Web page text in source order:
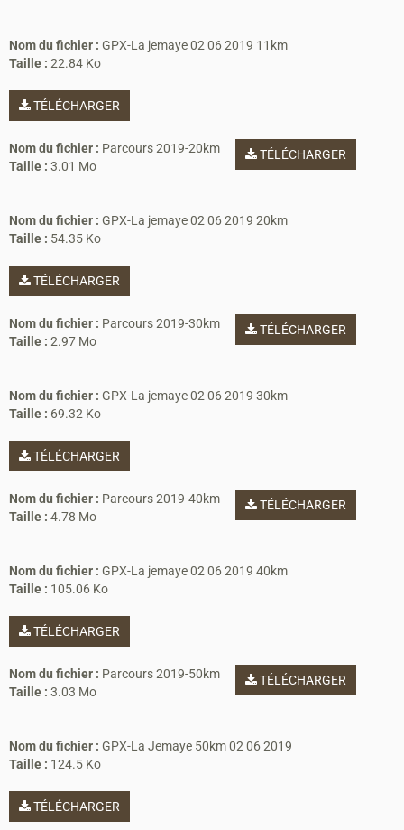
Nom du fichier : GPX-La jemaye 02 06 2019 11km
Taille : 22.84 Ko
TÉLÉCHARGER
Nom du fichier : Parcours 2019-20km
Taille : 3.01 Mo
TÉLÉCHARGER
Nom du fichier : GPX-La jemaye 02 06 2019 20km
Taille : 54.35 Ko
TÉLÉCHARGER
Nom du fichier : Parcours 2019-30km
Taille : 2.97 Mo
TÉLÉCHARGER
Nom du fichier : GPX-La jemaye 02 06 2019 30km
Taille : 69.32 Ko
TÉLÉCHARGER
Nom du fichier : Parcours 2019-40km
Taille : 4.78 Mo
TÉLÉCHARGER
Nom du fichier : GPX-La jemaye 02 06 2019 40km
Taille : 105.06 Ko
TÉLÉCHARGER
Nom du fichier : Parcours 2019-50km
Taille : 3.03 Mo
TÉLÉCHARGER
Nom du fichier : GPX-La Jemaye 50km 02 06 2019
Taille : 124.5 Ko
TÉLÉCHARGER